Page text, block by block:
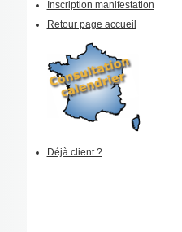
Inscription manifestation
Retour page accueil
Déjà client ?